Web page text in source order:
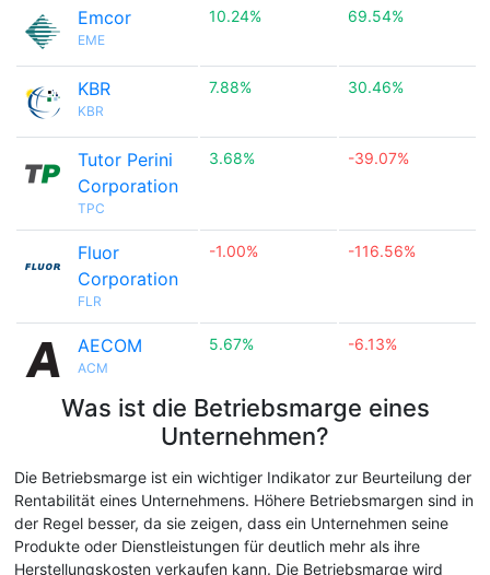
Emcor
EME
10.24% 69.54%
KBR
KBR
7.88% 30.46%
Tutor Perini
Corporation
TPC
3.68% -39.07%
Fluor
Corporation
FLR
-1.00% -116.56%
AECOM
ACM
5.67% -6.13%
Was ist die Betriebsmarge eines
Unternehmen?
Die Betriebsmarge ist ein wichtiger Indikator zur Beurteilung der
Rentabilität eines Unternehmens. Höhere Betriebsmargen sind in
der Regel besser, da sie zeigen, dass ein Unternehmen seine
Produkte oder Dienstleistungen für deutlich mehr als ihre
Herstellungskosten verkaufen kann. Die Betriebsmarge wird